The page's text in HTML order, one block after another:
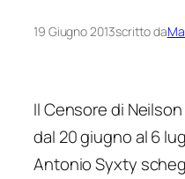
19 Giugno 2013scritto da
Il Censore di
dal 20 giugno al 6
Antonio Syxty